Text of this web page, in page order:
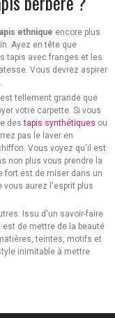
ethnique encore plus
Ayez en tête que
tapis avec franges et les
Vous devrez aspirer
tellement grande que
votre carpette. Si vous
destapis synthétiques ou
pas le laver en
Vous voyez qu'il est
non plus vous prendre la
fort est de miser dans un
vous aurez l'esprit plus
Issu d'un savoir-faire
de mettre de la beauté
teintes, motifs et
inimitable à mettre